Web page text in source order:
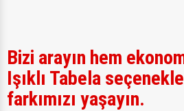
Bizi arayın hem
Işıklı Tabela
farkımızı yaşayın.